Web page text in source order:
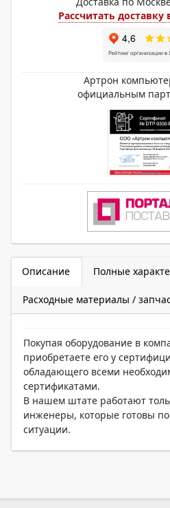
Рассчитать доставку
Артрон
официальным
Описание Полные
Расходные материалы /
Покупая оборудование в
приобретаете его у
обладающего всеми
сертификатами.
В нашем штате работают
инженеры, которые готовы
ситуации.